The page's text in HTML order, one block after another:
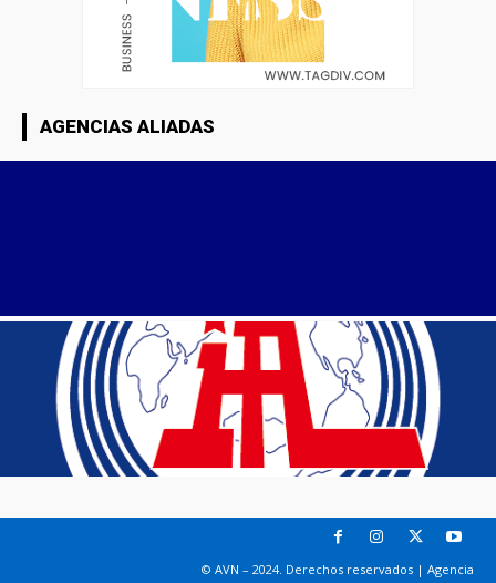
AGENCIAS ALIADAS
© AVN – 2024. Derechos reservados | Agencia